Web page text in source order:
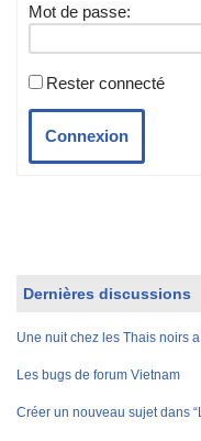
Mot de passe:
Rester connecté
Connexion
Dernières discussions
Une nuit chez les Thais noirs
Les bugs de forum Vietnam
Créer un nouveau sujet dans